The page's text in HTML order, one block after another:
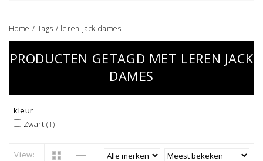
Home / Tags / leren jack dames
PRODUCTEN GETAGD MET LEREN JACK
DAMES
kleur
Zwart(1)
View: